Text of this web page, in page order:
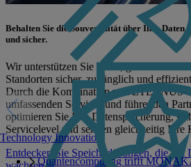
Technology Innovation
Quantencomputing trifft
Behalten Sie die Souveränität über Ihre Daten
und sicher.
Wir unterstützen Sie dabei,
Standorten sicher, zugänglich und
Durch die Kombination von ETERNUS
umfassenden Services und führenden
optimieren Sie Ihre Datenspeicherung,
Servicelevel und senken gleichzeitig Ihre
Entdecken Sie Speicherlösungen, die mit